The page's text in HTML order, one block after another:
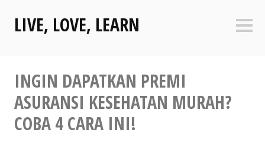
contentLIVE, LOVE, LEARN
INGIN DAPATKAN PREMI
ASURANSI KESEHATAN MURAH?
COBA 4 CARA INI!